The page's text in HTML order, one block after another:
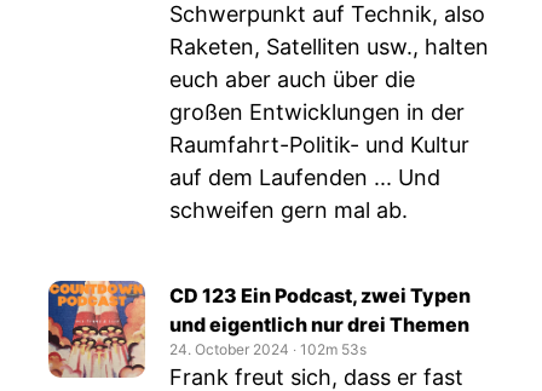
Schwerpunkt auf Technik, also
Raketen, Satelliten usw., halten
euch aber auch über die
großen Entwicklungen in der
Raumfahrt-Politik- und Kultur
auf dem Laufenden ... Und
schweifen gern mal ab.
CD 123 Ein Podcast, zwei Typen
und eigentlich nur drei Themen
24. October 2024 ‧ 102m 53s
Frank freut sich, dass er fast